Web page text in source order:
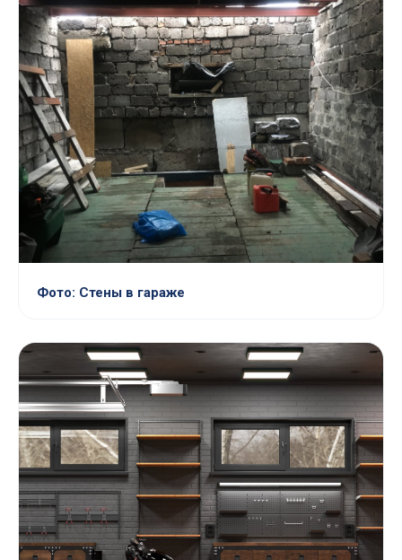
Фото: Стены в гараже